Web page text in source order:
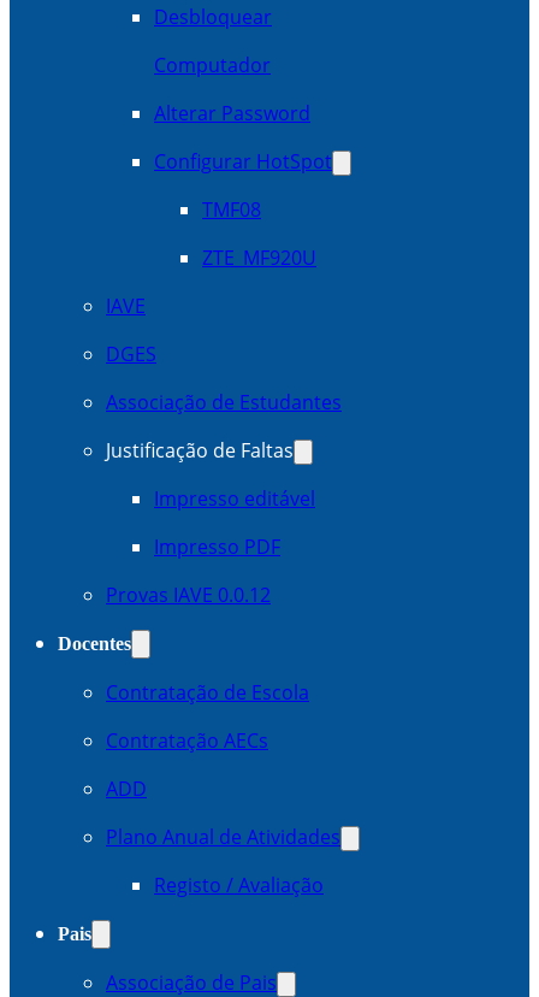
Desbloquear
Computador
Alterar Password
Configurar HotSpot
TMF08
ZTE_MF920U
IAVE
DGES
Associação de Estudantes
Justificação de Faltas
Impresso editável
Impresso PDF
Provas IAVE 0.0.12
Docentes
Contratação de Escola
Contratação AECs
ADD
Plano Anual de Atividades
Registo / Avaliação
Pais
Associação de Pais